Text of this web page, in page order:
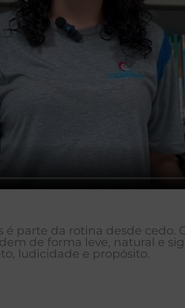
é parte da rotina desde cedo.
de forma leve, natural e
ludicidade e propósito.